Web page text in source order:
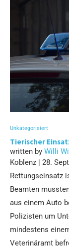
Unkategorisiert
Tierischer
written by Willi
Koblenz | 28.
Rettungseinsatz
Beamten
aus einem Auto
Polizisten um
mindestens
Veterinäramt